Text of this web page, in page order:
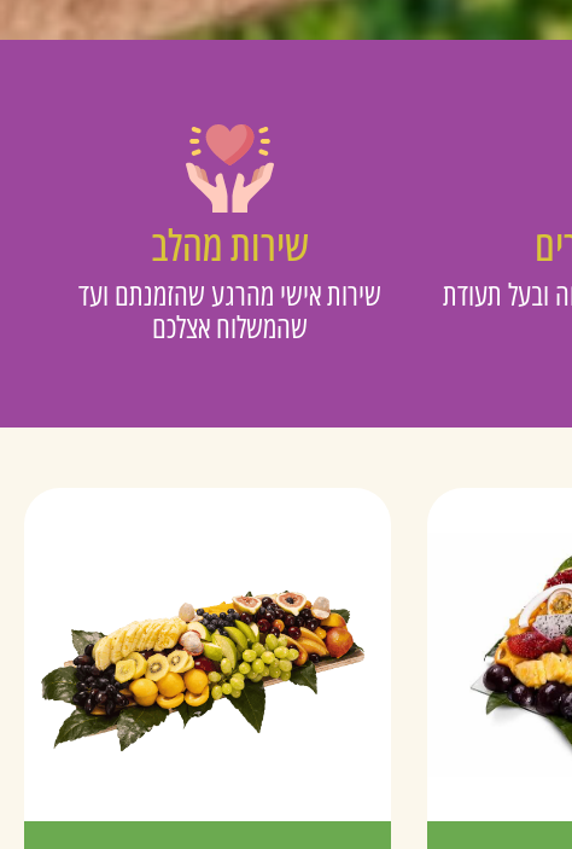
ובעל תעודת
שירות מהלב
שירות אישי מהרגע שהזמנתם ועד
שהמשלוח אצלכם